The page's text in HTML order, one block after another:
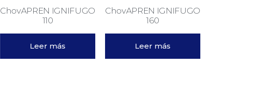
ChovAPREN IGNIFUGO
110
Leer más
ChovAPREN IGNIFUGO
160
Leer más